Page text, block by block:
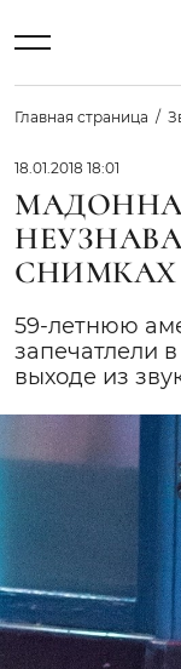
Главная страница
18.01.2018 18:01
59-летнюю
запечатлели
выходе из